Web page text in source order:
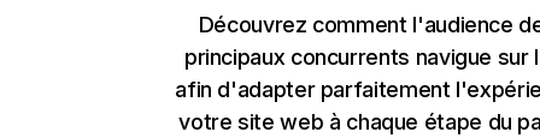
Découvrez comment l'audience
principaux concurrents navigue sur
afin d'adapter parfaitement
votre site web à chaque étape du